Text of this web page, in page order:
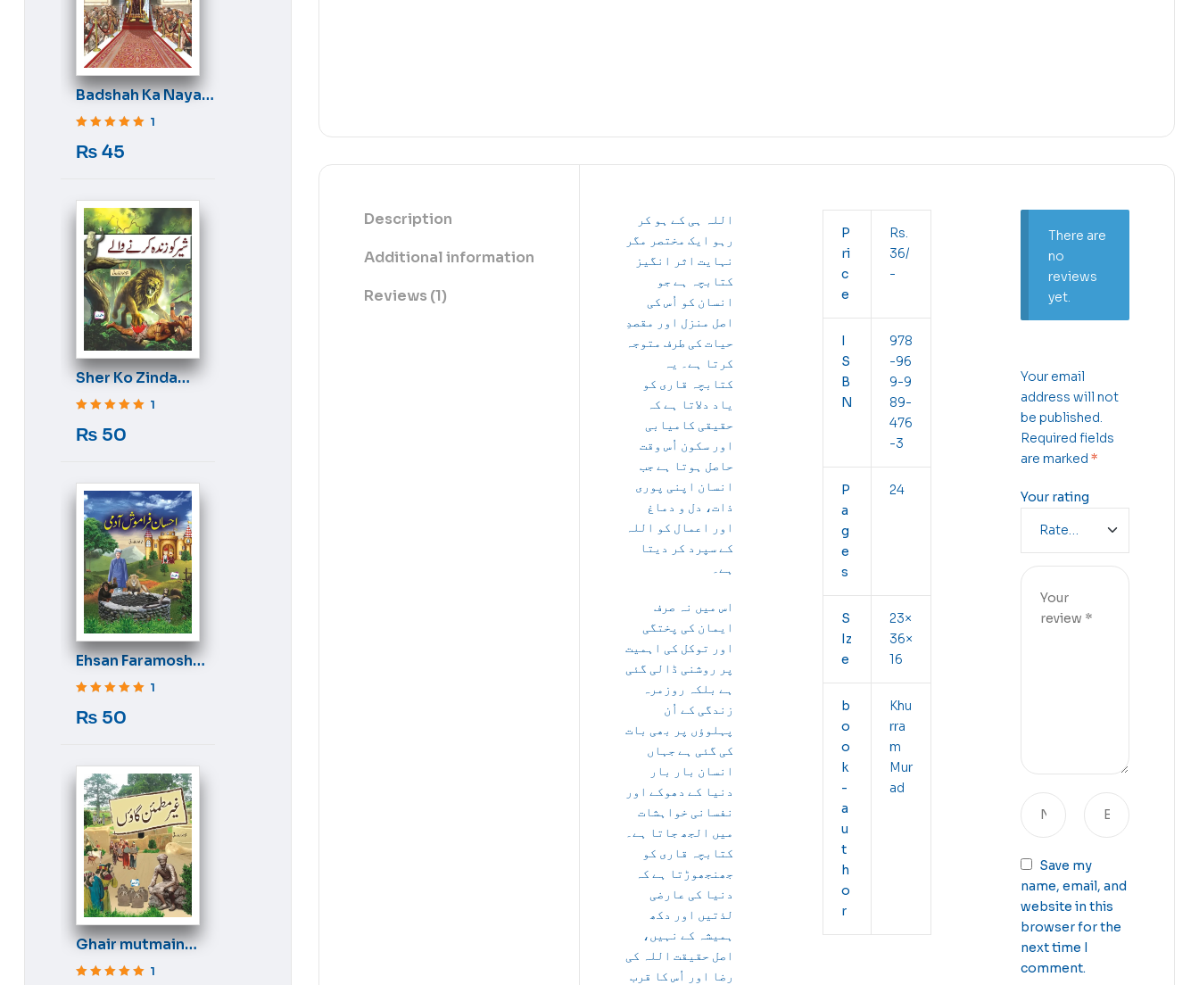
Description
Additional information
Reviews (1)
اللہ ہی کے ہو کر
رہو ایک مختصر مگر
نہایت اثر انگیز
کتابچہ ہے جو
انسان کو اُس کی
اصل منزل اور مقصدِ
حیات کی طرف متوجہ
کرتا ہے۔ یہ
کتابچہ قاری کو
یاد دلاتا ہے کہ
حقیقی کامیابی
اور سکون اُس وقت
حاصل ہوتا ہے جب
انسان اپنی پوری
ذات، دل و دماغ
اور اعمال کو اللہ
کے سپرد کر دیتا
ہے۔
اس میں نہ صرف
ایمان کی پختگی
اور توکل کی اہمیت
پر روشنی ڈالی گئی
ہے بلکہ روزمرہ
زندگی کے اُن
پہلوؤں پر بھی بات
کی گئی ہے جہاں
انسان بار بار
دنیا کے دھوکے اور
نفسانی خواہشات
میں الجھ جاتا ہے۔
کتابچہ قاری کو
جھنجھوڑتا ہے کہ
دنیا کی عارضی
لذتیں اور دکھ
ہمیشہ کے نہیں،
اصل حقیقت اللہ کی
رضا اور اُس کا قرب
P
ri
c
e
Rs.
36/
-
I
S
B
N
978
-96
9-9
89-
476
-3
P
a
g
e
s
24
S
Iz
e
23×
36×
16
b
o
o
k
-
a
u
t
h
o
r
Khu
rra
m
Mur
ad
There are
no
reviews
yet.
Your email
address will not
be published.
Required fields
are marked *
Your rating
Save my
name, email, and
website in this
browser for the
next time I
comment.
Badshah Ka Naya
Libas
1
₨ 45
Sher Ko Zinda
Karne Wale1
₨ 50
Ehsan Faramosh
Aadmi
1
₨ 50
Ghair mutmain
gaon
1